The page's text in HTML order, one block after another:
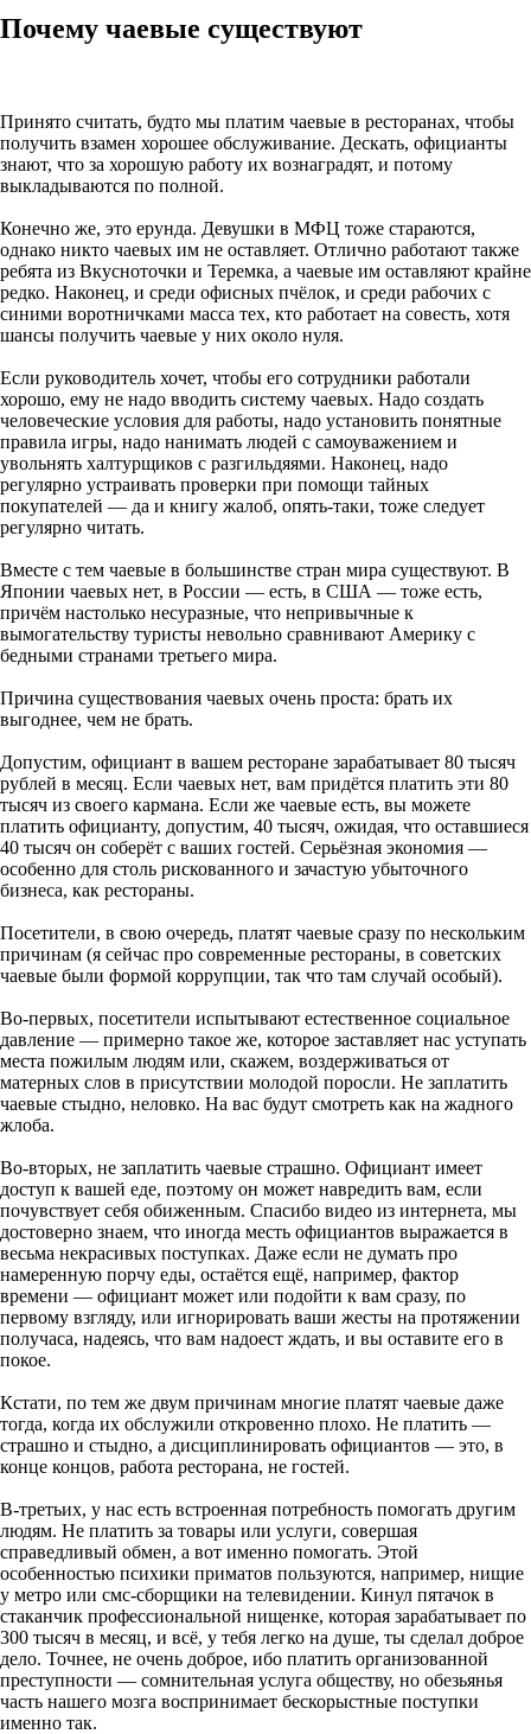
Почему чаевые существуют
Принято считать, будто мы платим чаевые в ресторанах, чтобы
получить взамен хорошее обслуживание. Дескать, официанты
знают, что за хорошую работу их вознаградят, и потому
выкладываются по полной.
Конечно же, это ерунда. Девушки в МФЦ тоже стараются,
однако никто чаевых им не оставляет. Отлично работают также
ребята из Вкусноточки и Теремка, а чаевые им оставляют крайне
редко. Наконец, и среди офисных пчёлок, и среди рабочих с
синими воротничками масса тех, кто работает на совесть, хотя
шансы получить чаевые у них около нуля.
Если руководитель хочет, чтобы его сотрудники работали
хорошо, ему не надо вводить систему чаевых. Надо создать
человеческие условия для работы, надо установить понятные
правила игры, надо нанимать людей с самоуважением и
увольнять халтурщиков с разгильдяями. Наконец, надо
регулярно устраивать проверки при помощи тайных
покупателей — да и книгу жалоб, опять-таки, тоже следует
регулярно читать.
Вместе с тем чаевые в большинстве стран мира существуют. В
Японии чаевых нет, в России — есть, в США — тоже есть,
причём настолько несуразные, что непривычные к
вымогательству туристы невольно сравнивают Америку с
бедными странами третьего мира.
Причина существования чаевых очень проста: брать их
выгоднее, чем не брать.
Допустим, официант в вашем ресторане зарабатывает 80 тысяч
рублей в месяц. Если чаевых нет, вам придётся платить эти 80
тысяч из своего кармана. Если же чаевые есть, вы можете
платить официанту, допустим, 40 тысяч, ожидая, что оставшиеся
40 тысяч он соберёт с ваших гостей. Серьёзная экономия —
особенно для столь рискованного и зачастую убыточного
бизнеса, как рестораны.
Посетители, в свою очередь, платят чаевые сразу по нескольким
причинам (я сейчас про современные рестораны, в советских
чаевые были формой коррупции, так что там случай особый).
Во-первых, посетители испытывают естественное социальное
давление — примерно такое же, которое заставляет нас уступать
места пожилым людям или, скажем, воздерживаться от
матерных слов в присутствии молодой поросли. Не заплатить
чаевые стыдно, неловко. На вас будут смотреть как на жадного
жлоба.
Во-вторых, не заплатить чаевые страшно. Официант имеет
доступ к вашей еде, поэтому он может навредить вам, если
почувствует себя обиженным. Спасибо видео из интернета, мы
достоверно знаем, что иногда месть официантов выражается в
весьма некрасивых поступках. Даже если не думать про
намеренную порчу еды, остаётся ещё, например, фактор
времени — официант может или подойти к вам сразу, по
первому взгляду, или игнорировать ваши жесты на протяжении
получаса, надеясь, что вам надоест ждать, и вы оставите его в
покое.
Кстати, по тем же двум причинам многие платят чаевые даже
тогда, когда их обслужили откровенно плохо. Не платить —
страшно и стыдно, а дисциплинировать официантов — это, в
конце концов, работа ресторана, не гостей.
В-третьих, у нас есть встроенная потребность помогать другим
людям. Не платить за товары или услуги, совершая
справедливый обмен, а вот именно помогать. Этой
особенностью психики приматов пользуются, например, нищие
у метро или смс-сборщики на телевидении. Кинул пятачок в
стаканчик профессиональной нищенке, которая зарабатывает по
300 тысяч в месяц, и всё, у тебя легко на душе, ты сделал доброе
дело. Точнее, не очень доброе, ибо платить организованной
преступности — сомнительная услуга обществу, но обезьянья
часть нашего мозга воспринимает бескорыстные поступки
именно так.